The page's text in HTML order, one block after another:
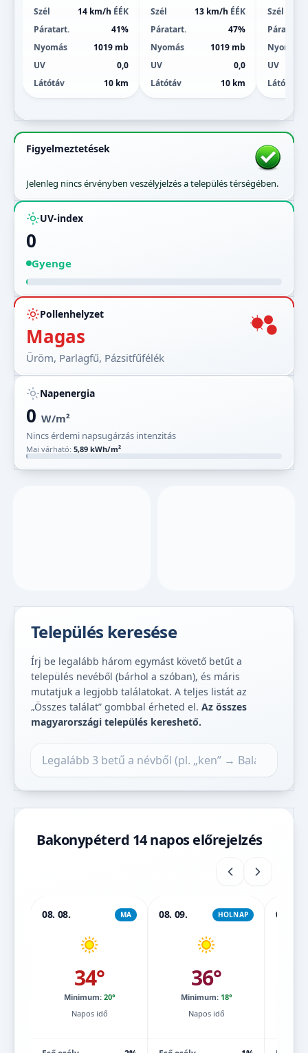
Szél
14 km/h ÉÉK
Páratart.
41%
Nyomás
1019 mb
UV
0,0
Látótáv
10 km
Szél
13 km/h ÉÉK
Páratart.
47%
Nyomás
1019 mb
UV
0,0
Látótáv
10 km
Szél
Páratart.
Nyomás
UV
Látótáv
Figyelmeztetések
Jelenleg nincs érvényben veszélyjelzés a település térségében.
UV-index
0
Gyenge
Pollenhelyzet
Magas
Üröm, Parlagfű, Pázsitfűfélék
Napenergia
0 W/m²
Nincs érdemi napsugárzás intenzitás
Mai várható: 5,89 kWh/m²
Település keresése
Írj be legalább három egymást követő betűt a
település nevéből (bárhol a szóban), és máris
mutatjuk a legjobb találatokat. A teljes listát az
„Összes találat” gombbal érheted el. Az összes
magyarországi település kereshető.
Bakonypéterd 14 napos előrejelzés
08. 08. MA
34°
Minimum: 20°
Napos idő
08. 09. HOLNAP
36°
Minimum: 18°
Napos idő
08. 10.